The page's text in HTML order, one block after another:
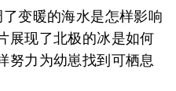
变暖的海水是怎样影响
展现了北极的冰是如何
努力为幼崽找到可栖息